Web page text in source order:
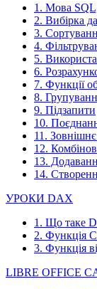
1. Мова
2. Вибірка
3.
4.
5.
6.
7. Функції
8.
9. Підзапити
10.
11.
12.
13.
14.
УРОКИ DAX
1. Що таке
2. Функція
3. Функція
LIBRE OFFICE